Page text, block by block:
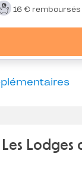
16 € remboursés
Lodges